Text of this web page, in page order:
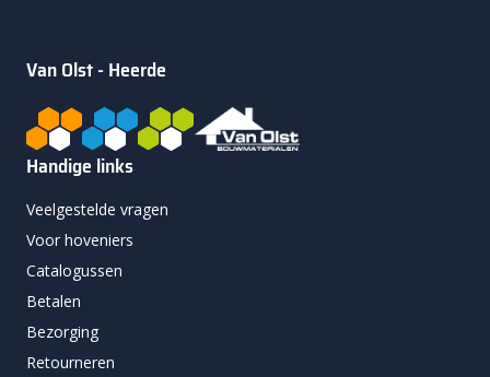
Van Olst - Heerde
Handige links
Veelgestelde vragen
Voor hoveniers
Catalogussen
Betalen
Bezorging
Retourneren